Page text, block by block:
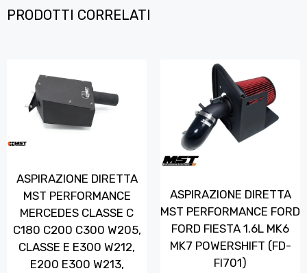
PRODOTTI CORRELATI
ASPIRAZIONE DIRETTA
MST PERFORMANCE
MERCEDES CLASSE C
C180 C200 C300 W205,
CLASSE E E300 W212,
E200 E300 W213,
ASPIRAZIONE DIRETTA
MST PERFORMANCE FORD
FORD FIESTA 1.6L MK6
MK7 POWERSHIFT (FD-
FI701)